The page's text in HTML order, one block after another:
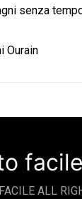
senza
Ourain
facile
ALL